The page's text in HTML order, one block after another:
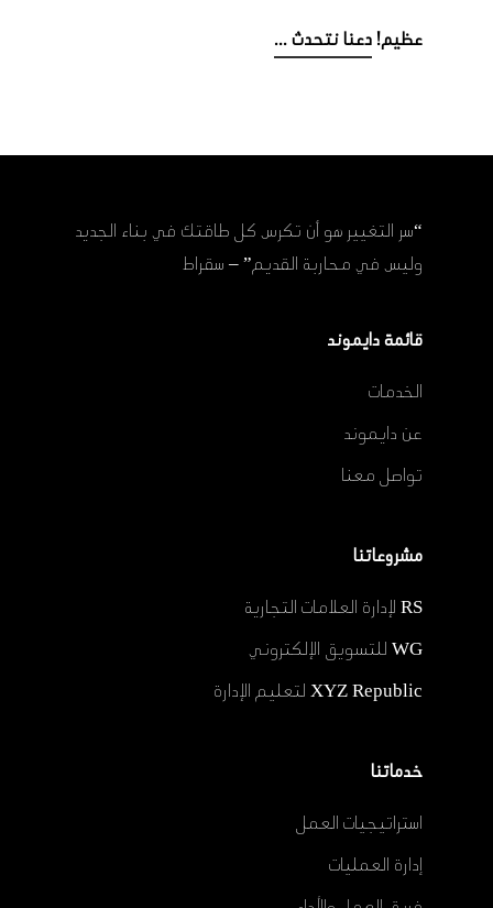
عظيم!دعنا نتحدث ...
“سر التغيير هو أن تكرس كل طاقتك في بناء الجديد
وليس في محاربة القديم” – سقراط
قائمة دايموند
الخدمات
عن دايموند
تواصل معنا
مشروعاتنا
RS لإدارة العلامات التجارية
WG للتسويق الإلكتروني
XYZ Republic لتعليم الإدارة
خدماتنا
استراتيجيات العمل
إدارة العمليات